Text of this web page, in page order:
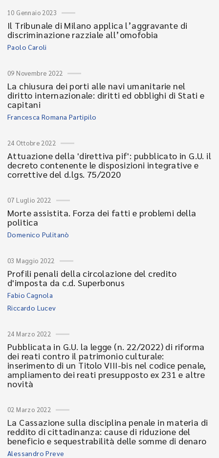
10 Gennaio 2023
Il Tribunale di Milano applica l’aggravante di
discriminazione razziale all’omofobia
Paolo Caroli
09 Novembre 2022
La chiusura dei porti alle navi umanitarie nel
diritto internazionale: diritti ed obblighi di Stati e
capitani
Francesca Romana Partipilo
24 Ottobre 2022
Attuazione della 'direttiva pif': pubblicato in G.U. il
decreto contenente le disposizioni integrative e
correttive del d.lgs. 75/2020
07 Luglio 2022
Morte assistita. Forza dei fatti e problemi della
politica
Domenico Pulitanò
03 Maggio 2022
Profili penali della circolazione del credito
d'imposta da c.d. Superbonus
Fabio Cagnola
Riccardo Lucev
24 Marzo 2022
Pubblicata in G.U. la legge (n. 22/2022) di riforma
dei reati contro il patrimonio culturale:
inserimento di un Titolo VIII-bis nel codice penale,
ampliamento dei reati presupposto ex 231 e altre
novità
02 Marzo 2022
La Cassazione sulla disciplina penale in materia di
reddito di cittadinanza: cause di riduzione del
beneficio e sequestrabilità delle somme di denaro
Alessandro Preve